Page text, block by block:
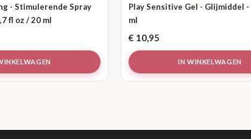
- Stimulerende Spray
fl oz / 20 ml
Play Sensitive Gel - Glijmiddel -
ml
€ 10,95
IN WINKELWAGEN